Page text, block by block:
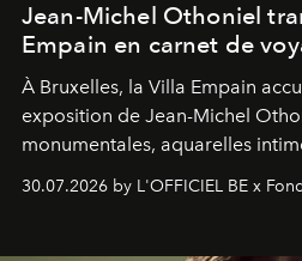
Jean-Michel Othoniel
Empain en carnet de
À Bruxelles, la Villa Empain
exposition de Jean-Michel
monumentales, aquarelles
soufflé, l’artiste français
émotionnel où chaque œuvre
30.07.2026 by L'OFFICIEL BE x